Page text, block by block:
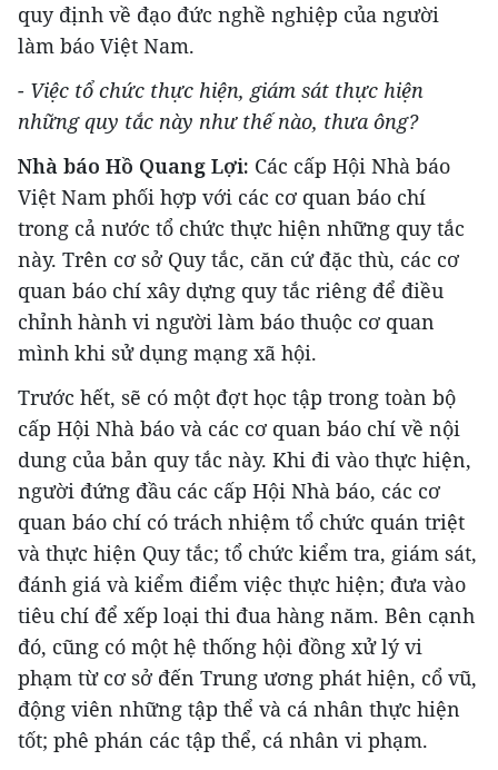
quy định về đạo đức nghề nghiệp của người
làm báo Việt Nam.
- Việc tổ chức thực hiện, giám sát thực hiện
những quy tắc này như thế nào, thưa ông?
Nhà báo Hồ Quang Lợi: Các cấp Hội Nhà báo
Việt Nam phối hợp với các cơ quan báo chí
trong cả nước tổ chức thực hiện những quy tắc
này. Trên cơ sở Quy tắc, căn cứ đặc thù, các cơ
quan báo chí xây dựng quy tắc riêng để điều
chỉnh hành vi người làm báo thuộc cơ quan
mình khi sử dụng mạng xã hội.
Trước hết, sẽ có một đợt học tập trong toàn bộ
cấp Hội Nhà báo và các cơ quan báo chí về nội
dung của bản quy tắc này. Khi đi vào thực hiện,
người đứng đầu các cấp Hội Nhà báo, các cơ
quan báo chí có trách nhiệm tổ chức quán triệt
và thực hiện Quy tắc; tổ chức kiểm tra, giám sát,
đánh giá và kiểm điểm việc thực hiện; đưa vào
tiêu chí để xếp loại thi đua hàng năm. Bên cạnh
đó, cũng có một hệ thống hội đồng xử lý vi
phạm từ cơ sở đến Trung ương phát hiện, cổ vũ,
động viên những tập thể và cá nhân thực hiện
tốt; phê phán các tập thể, cá nhân vi phạm.